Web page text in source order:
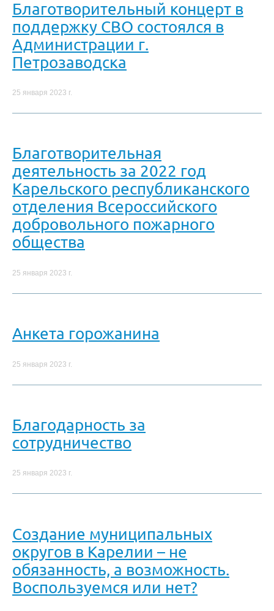
Благотворительный концерт в
поддержку СВО состоялся в
Администрации г.
Петрозаводска
25 января 2023 г.
Благотворительная
деятельность за 2022 год
Карельского республиканского
отделения Всероссийского
добровольного пожарного
общества
25 января 2023 г.
Анкета горожанина
25 января 2023 г.
Благодарность за
сотрудничество
25 января 2023 г.
Создание муниципальных
округов в Карелии – не
обязанность, а возможность.
Воспользуемся или нет?